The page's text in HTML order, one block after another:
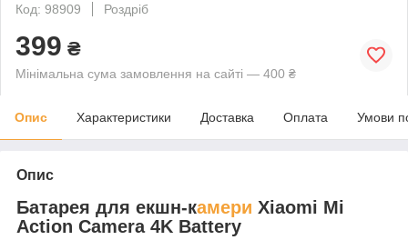
Код: 98909
Роздріб
399 ₴
Мінімальна сума замовлення на сайті — 400 ₴
Опис Характеристики Доставка Оплата Умови
Опис
Батарея для екшн-камери Xiaomi Mi
Action Camera 4K Battery